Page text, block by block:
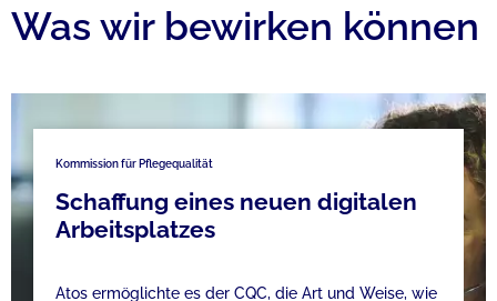
Was wir bewirken können
Kommission für Pflegequalität
Schaffung eines neuen digitalen
Arbeitsplatzes
Atos ermöglichte es der CQC, die Art und Weise, wie